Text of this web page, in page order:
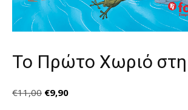
Το Πρώτο Χωριό στη
€11,00 Original
€9,90Η